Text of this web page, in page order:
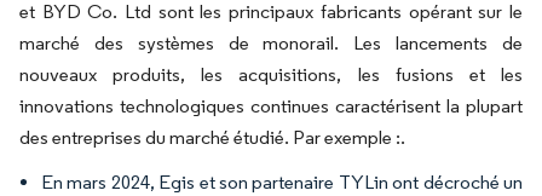
et BYD Co. Ltd sont les principaux fabricants opérant sur le
marché des systèmes de monorail. Les lancements de
nouveaux produits, les acquisitions, les fusions et les
innovations technologiques continues caractérisent la plupart
des entreprises du marché étudié. Par exemple :.
En mars 2024, Egis et son partenaire TYLin ont décroché un